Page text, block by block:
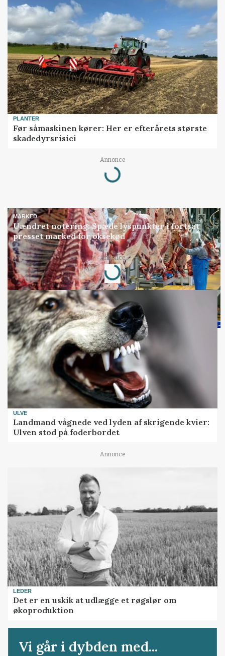
PLANTER
Før såmaskinen kører: Her er efterårets største
skadedyrsrisici
Annonce
Loading...
MARKED
Uændret notering: Spæde lyspunkter i fortsat
presset marked for oksekød
Annonce
Loading...
ULVE
Landmand vågnede ved lyden af skrigende kvier:
Ulven stod på foderbordet
Annonce
LEDER
Det er en uskik at udlægge et røgslør om
økoproduktion
Vi går i dybden med...